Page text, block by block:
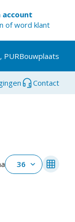
account
of word klant
PURBouwplaats
Contact
36